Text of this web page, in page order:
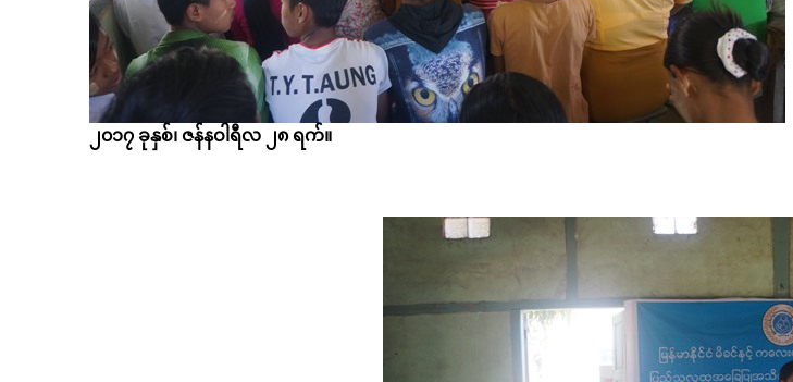
၂၀၁၇ ခုနှစ်၊ ဇန်နဝါရီလ ၂၈ ရက်။